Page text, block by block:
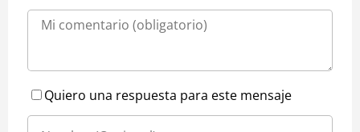
Quiero una respuesta para este mensaje